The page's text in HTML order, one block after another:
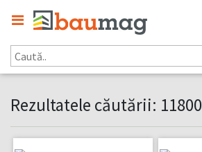
Rezultatele căutării: 11800